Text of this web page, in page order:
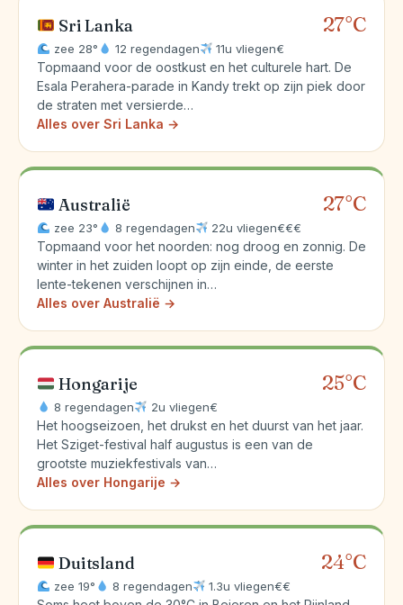
Sri Lanka 27°C
zee 28° 12 regendagen 11u vliegen€
Topmaand voor de oostkust en het culturele hart. De
Esala Perahera-parade in Kandy trekt op zijn piek door
de straten met versierde…
Alles over Sri Lanka →
Australië 27°C
zee 23° 8 regendagen 22u vliegen€€€
Topmaand voor het noorden: nog droog en zonnig. De
winter in het zuiden loopt op zijn einde, de eerste
lente-tekenen verschijnen in…
Alles over Australië →
Hongarije 25°C
8 regendagen 2u vliegen€
Het hoogseizoen, het drukst en het duurst van het jaar.
Het Sziget-festival half augustus is een van de
grootste muziekfestivals van…
Alles over Hongarije →
Duitsland 24°C
zee 19° 8 regendagen 1.3u vliegen€€